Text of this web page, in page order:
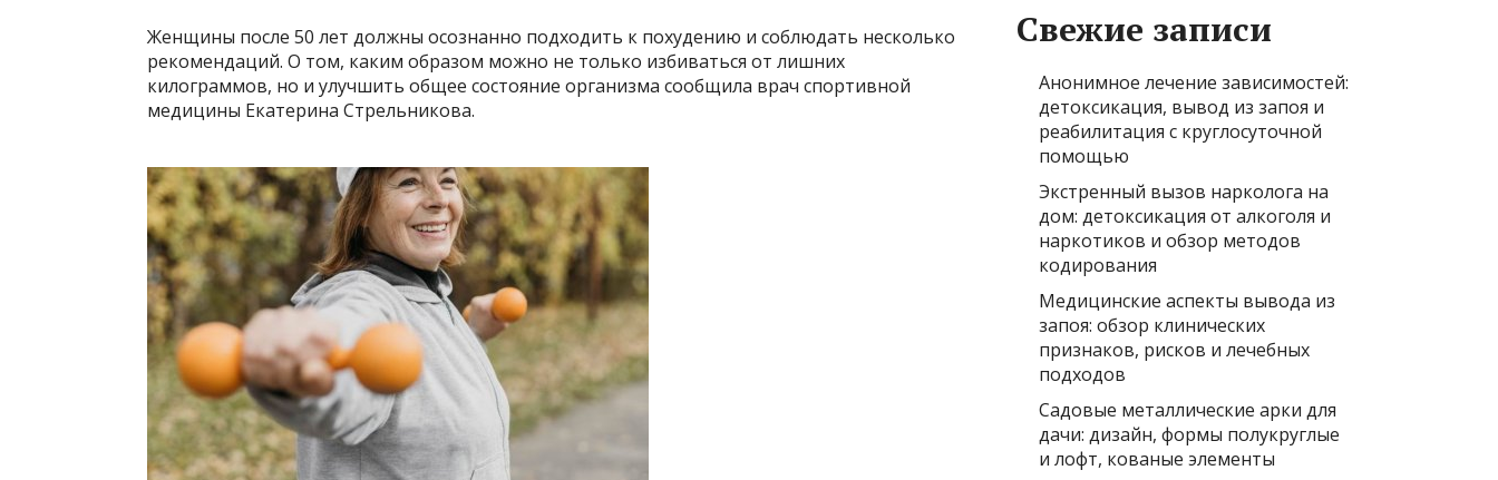
Женщины после 50 лет должны осознанно подходить к похудению и соблюдать несколько
рекомендаций. О том, каким образом можно не только избиваться от лишних
килограммов, но и улучшить общее состояние организма сообщила врач спортивной
медицины Екатерина Стрельникова.
Свежие записи
Анонимное лечение зависимостей:
детоксикация, вывод из запоя и
реабилитация с круглосуточной
помощью
Экстренный вызов нарколога на
дом: детоксикация от алкоголя и
наркотиков и обзор методов
кодирования
Медицинские аспекты вывода из
запоя: обзор клинических
признаков, рисков и лечебных
подходов
Садовые металлические арки для
дачи: дизайн, формы полукруглые
и лофт, кованые элементы